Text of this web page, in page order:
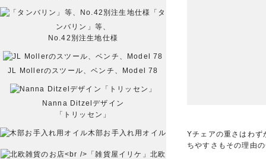
Yチェアの重さはわ
ちやすさもその理由
「タ
ンバリン」等、
No.42別注生地仕様
JL Mollerのスツール、ベンチ、Model 78
Nanna Ditzelデザイン
「トリッセン」
木部お手入れ用オイル
北欧